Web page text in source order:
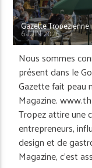
Gazette Tropezienne
6 JUIN 2025
Nous sommes
présent dans le
Gazette fait peau
Magazine.
Tropez attire une
entrepreneurs,
design et de
Magazine, c’est